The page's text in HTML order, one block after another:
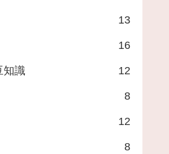
13
16
知識 12
8
12
8